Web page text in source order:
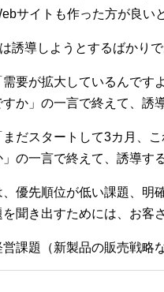
サイトも作った方が良い
誘導しようとするばかり
需要が拡大しているんで
すか」の一言で終えて、
まだスタートして3カ月、
」の一言で終えて、誘導
優先順位が低い課題、明
聞き出すためには、お客
営課題（新製品の販売戦